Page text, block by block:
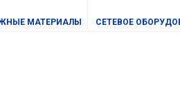
МАТЕРИАЛЫ СЕТЕВОЕ